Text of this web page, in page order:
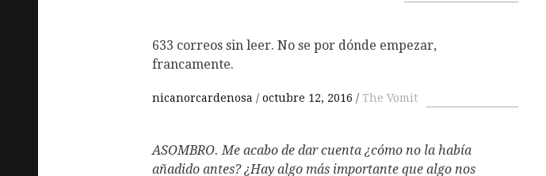
633 correos sin leer. No se por dónde empezar,
francamente.
nicanorcardenosa octubre 12, 2016 The Vomit
ASOMBRO. Me acabo de dar cuenta ¿cómo no la había
añadido antes? ¿Hay algo más importante que algo nos